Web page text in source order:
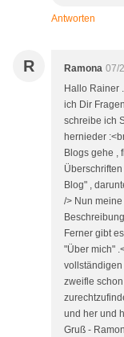
Antworten
R Ramona 07/
Hallo Rainer
ich Dir
schreibe ich
hernieder
Blogs gehe ,
Blog" ,
/> Nun
Ferner gibt
"Über mich"
vollständigen
zweifle
und her und
Gruß -